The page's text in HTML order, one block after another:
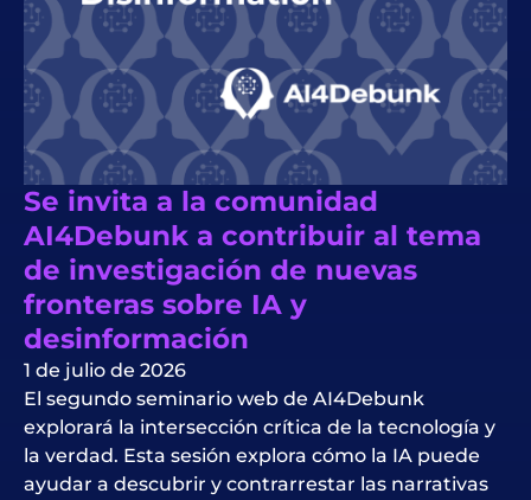
Se invita a la comunidad
AI4Debunk a contribuir al tema
de investigación de nuevas
fronteras sobre IA y
desinformación
1 de julio de 2026
El segundo seminario web de AI4Debunk
explorará la intersección crítica de la tecnología y
la verdad. Esta sesión explora cómo la IA puede
ayudar a descubrir y contrarrestar las narrativas